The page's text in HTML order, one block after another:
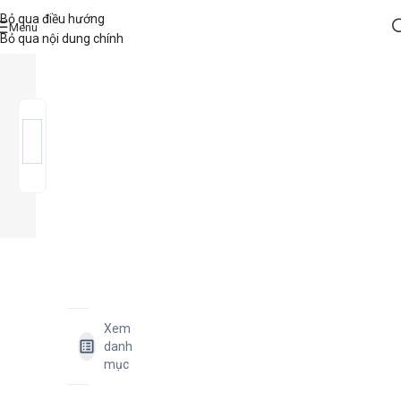
Bỏ qua điều hướng
Bỏ qua nội dung chính
Menu
Xem
danh
mục